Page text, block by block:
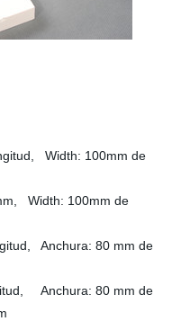
Width: 100mm de
Width: 100mm de
Anchura: 80 mm de
Anchura: 80 mm de